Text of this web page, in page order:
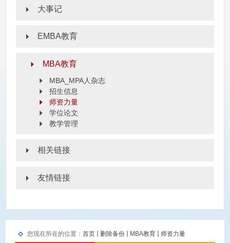
大事记
EMBA教育
MBA教育
MBA_MPA人杂志
招生信息
师资力量
学位论文
教学管理
相关链接
友情链接
您现在所在的位置：首页 删除备份 MBA教育 师资力量